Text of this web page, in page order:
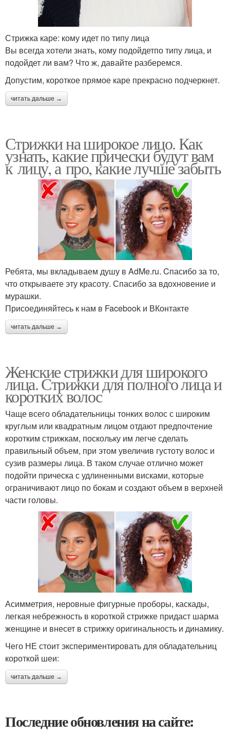
Стрижка каре: кому идет по типу лица
Вы всегда хотели знать, кому подойдетпо типу лица, и
подойдет ли вам? Что ж, давайте разберемся.
Допустим, короткое прямое каре прекрасно подчеркнет.
читать дальше →
Стрижки на широкое лицо. Как
узнать, какие прически будут вам
к лицу, а про, какие лучше забыть
Ребята, мы вкладываем душу в AdMe.ru. Cпасибо за то,
что открываете эту красоту. Спасибо за вдохновение и
мурашки.
Присоединяйтесь к нам в Facebook и ВКонтакте
читать дальше →
Женские стрижки для широкого
лица. Стрижки для полного лица и
коротких волос
Чаще всего обладательницы тонких волос с широким
круглым или квадратным лицом отдают предпочтение
коротким стрижкам, поскольку им легче сделать
правильный объем, при этом увеличив густоту волос и
сузив размеры лица. В таком случае отлично может
подойти прическа с удлиненными висками, которые
ограничивают лицо по бокам и создают объем в верхней
части головы.
Асимметрия, неровные фигурные проборы, каскады,
легкая небрежность в короткой стрижке придаст шарма
женщине и внесет в стрижку оригинальность и динамику.
Чего НЕ стоит экспериментировать для обладательниц
короткой шеи:
читать дальше →
Последние обновления на сайте: